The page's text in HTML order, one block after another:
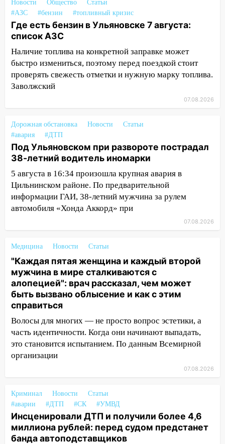
15:27 Прокуратура проверяет
капремонт школы в селе Кивать
15:08
В Кузоватово после прокурорской
проверки обновили разметку на
пешеходных переходах
14:40 На проспекте Гая в Ульяновске
запретили остановку автомобилей на
14:22 В Новом городе 8 августа пройдет
большой фестиваль «Наше время» с
мотофристайлом и концертом
«Мураками»
14:04 Жару смоет ливнями: прогноз
погоды в Ульяновской области на
выходные 8-9 августа
пассажира»
13:20 В Ульяновске за один день
обокрали женщину на пляже и
подростка в сквере
13:01 В Димитровграде мужчина
выбросил из машины страйкбольную
гранату: его задержали
12:34 На Ульяновскую область
надвигается сильнейшая непогода: град
из Европы и потерял 760 тысяч рублей
12:20 В Чердаклинском районе
столкнулись «Лада» и Chevrolet:
пострадал 14-летний подросток
Новости Общество
Статьи
#АЗС
#бензин #топливный кризис
Где есть бензин в Ульяновске 7 августа:
список АЗС
Наличие топлива на конкретной заправке может
быстро измениться, поэтому перед поездкой стоит
проверять свежесть отметки и нужную марку топлива.
Заволжский
07.08.2026
Дорожная обстановка Новости
Статьи
#авария
#ДТП
Под Ульяновском при развороте пострадал
38-летний водитель иномарки
5 августа в 16:34 произошла крупная авария в
Цильнинском районе. По предварительной
информации ГАИ, 38-летний мужчина за рулем
автомобиля «Хонда Аккорд» при
07.08.2026
Медицина Новости Статьи
"Каждая пятая женщина и каждый второй
мужчина в мире сталкиваются с
алопецией": врач рассказал, чем может
быть вызвано облысение и как с этим
справиться
Волосы для многих — не просто вопрос эстетики, а
часть идентичности. Когда они начинают выпадать,
это становится испытанием. По данным Всемирной
организации
07.08.2026
Криминал Новости
Статьи
#аварии
#ДТП #СК #УМВД
Инсценировали ДТП и получили более 4,6
миллиона рублей: перед судом предстанет
банда автоподставщиков